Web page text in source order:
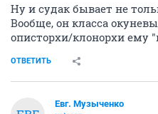
Ну и судак бывает не
Вообще, он класса
описторхи/клонорхи ему
ОТВЕТИТЬ
Евг. Музыченко